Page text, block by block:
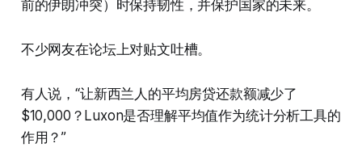
前的伊朗冲突）时保持韧性，并保护国家的未来。
不少网友在论坛上对贴文吐槽。
有人说，“让新西兰人的平均房贷还款额减少了
$10,000？Luxon是否理解平均值作为统计分析工具的
作用？”